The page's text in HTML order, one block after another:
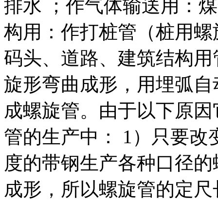
排水 ；作气体输送用：
构用：作打桩管（桩用
码头、道路、建筑结构
旋形弯曲成形，用埋弧
成螺旋管。由于以下原
管的生产中： 1）只要
度的带钢生产各种口径
成形，所以螺旋管的定